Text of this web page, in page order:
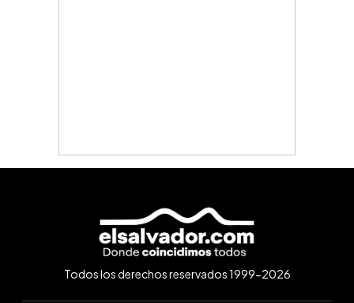
Todos los derechos reservados 1999-2026